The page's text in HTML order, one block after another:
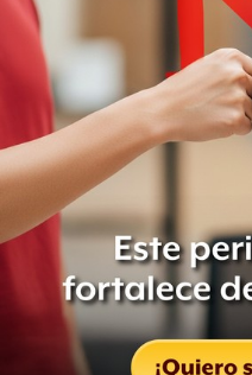
“Ese domingo tremendo,
de verificaciones
que había comenzado
solitario entierro de un
el hallazgo o la invención
Compartir